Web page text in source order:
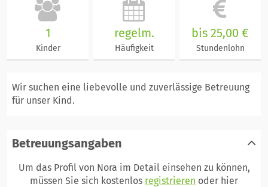
1
Kinder
regelm.
Häufigkeit
bis 25,00 €
Stundenlohn
Wir suchen eine liebevolle und zuverlässige Betreuung
für unser Kind.
Betreuungsangaben
Um das Profil von Nora im Detail einsehen zu können,
müssen Sie sich kostenlos registrieren oder hier